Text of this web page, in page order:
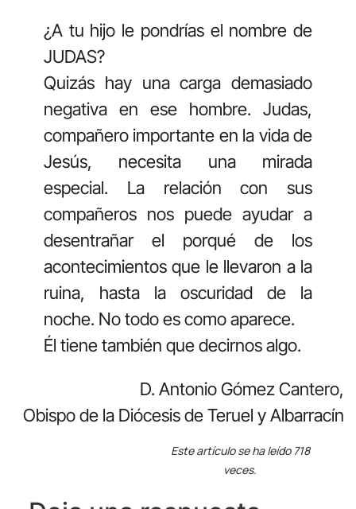
¿A tu hijo le pondrías el nombre de
JUDAS?
Quizás hay una carga demasiado
negativa en ese hombre. Judas,
compañero importante en la vida de
Jesús, necesita una mirada
especial. La relación con sus
compañeros nos puede ayudar a
desentrañar el porqué de los
acontecimientos que le llevaron a la
ruina, hasta la oscuridad de la
noche. No todo es como aparece.
Él tiene también que decirnos algo.
D. Antonio Gómez Cantero,
Obispo de la Diócesis de Teruel y Albarracín
Este artículo se ha leído 718
veces.